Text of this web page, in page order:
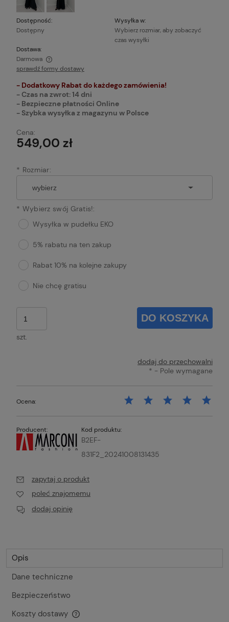
Dostępność:
Dostępny
Wysyłka w:
Wybierz rozmiar, aby zobaczyć
czas wysyłki
Dostawa:
Darmowa
Cena nie zawiera ewentualnych kosztów płatności
sprawdź formy dostawy
- Dodatkowy Rabat do każdego zamówienia!
- Czas na zwrot: 14 dni
- Bezpieczne płatności Online
- Szybka wysyłka z magazynu w Polsce
Cena:
549,00 zł
* Rozmiar:
* Wybierz swój Gratis!:
Wysyłka w pudełku EKO
5% rabatu na ten zakup
Rabat 10% na kolejne zakupy
Nie chcę gratisu
szt.
DO KOSZYKA
dodaj do przechowalni
* - Pole wymagane
Ocena:
Producent: Kod produktu:
B2EF-
831F2_20241008131435
zapytaj o produkt
poleć znajomemu
dodaj opinię
Opis
Dane techniczne
Bezpieczeństwo
Koszty dostawy
Cena nie zawiera ewentualnych kosztów płatności